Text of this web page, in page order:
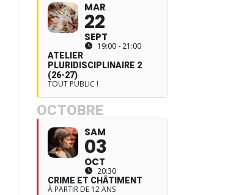
MAR
22
SEPT
19:00 - 21:00
ATELIER
PLURIDISCIPLINAIRE 2
(26-27)
TOUT PUBLIC !
OCTOBRE
SAM
03
OCT
20:30
CRIME ET CHÂTIMENT
À PARTIR DE 12 ANS